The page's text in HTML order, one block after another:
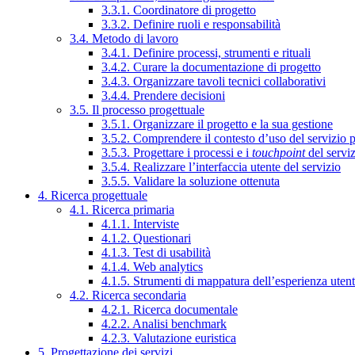
3.3.1. Coordinatore di progetto
3.3.2. Definire ruoli e responsabilità
3.4. Metodo di lavoro
3.4.1. Definire processi, strumenti e rituali
3.4.2. Curare la documentazione di progetto
3.4.3. Organizzare tavoli tecnici collaborativi
3.4.4. Prendere decisioni
3.5. Il processo progettuale
3.5.1. Organizzare il progetto e la sua gestione
3.5.2. Comprendere il contesto d’uso del servizio
3.5.3. Progettare i processi e i touchpointdel
3.5.4. Realizzare l’interfaccia utente del servizio
3.5.5. Validare la soluzione ottenuta
4. Ricerca progettuale
4.1. Ricerca primaria
4.1.1. Interviste
4.1.2. Questionari
4.1.3. Test di usabilità
4.1.4. Web analytics
4.1.5. Strumenti di mappatura dell’esperienza
4.2. Ricerca secondaria
4.2.1. Ricerca documentale
4.2.2. Analisi benchmark
4.2.3. Valutazione euristica
5. Progettazione dei servizi